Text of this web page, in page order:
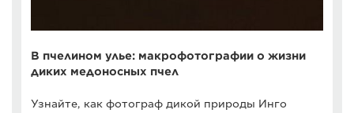
В пчелином улье: макрофотографии о жизни
диких медоносных пчел
Узнайте, как фотограф дикой природы Инго